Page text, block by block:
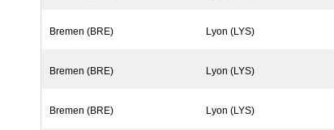
Bremen (BRE) Lyon (LYS)
Bremen (BRE) Lyon (LYS)
Bremen (BRE) Lyon (LYS)